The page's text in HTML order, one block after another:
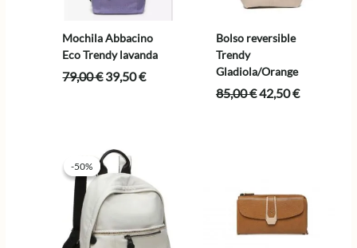
Mochila Abbacino
Eco Trendy lavanda
79,00€El
39,50€El
Bolso reversible
Trendy
Gladiola/Orange
85,00€El
42,50€El
-50%
-50%